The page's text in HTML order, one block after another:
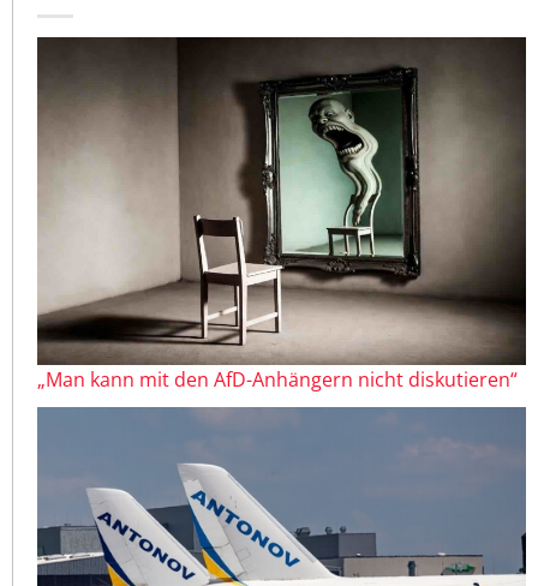
„Man kann mit den AfD-Anhängern nicht diskutieren“